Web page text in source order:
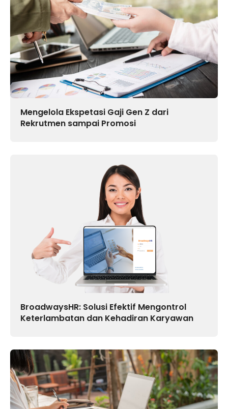
Mengelola Ekspetasi Gaji Gen Z dari
Rekrutmen sampai Promosi
BroadwaysHR: Solusi Efektif Mengontrol
Keterlambatan dan Kehadiran Karyawan